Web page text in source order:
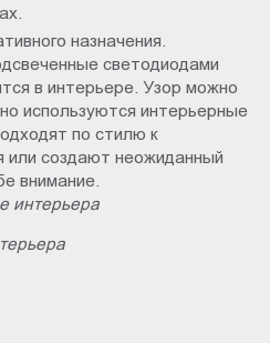
назначения.
светодиодами
в интерьере. Узор можно
используются интерьерные
по стилю к
создают неожиданный
внимание.
интерьера